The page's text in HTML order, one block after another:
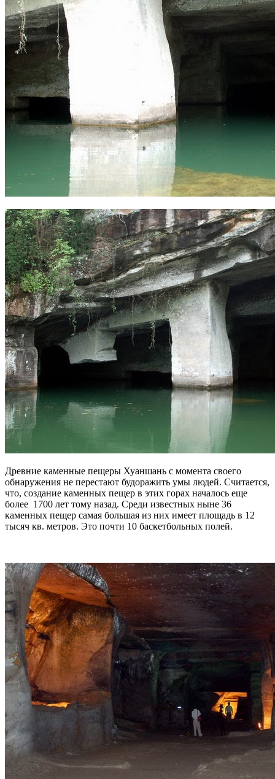
Древние каменные пещеры Хуаншань с момента своего
обнаружения не перестают будоражить умы людей. Считается,
что, создание каменных пещер в этих горах началось еще
более 1700 лет тому назад. Среди известных ныне 36
каменных пещер самая большая из них имеет площадь в 12
тысяч кв. метров. Это почти 10 баскетбольных полей.